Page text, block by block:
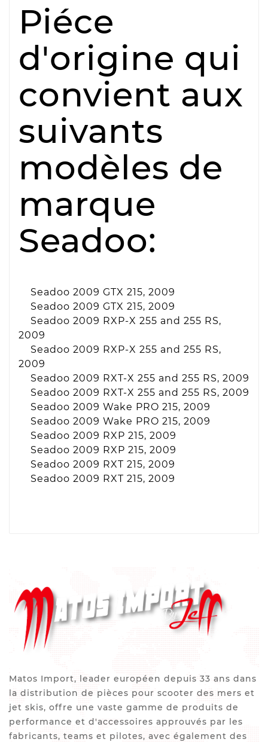
Piéce
d'origine qui
convient aux
suivants
modèles de
marque
Seadoo:
Seadoo 2009 GTX 215, 2009
Seadoo 2009 GTX 215, 2009
Seadoo 2009 RXP-X 255 and 255 RS,
2009
Seadoo 2009 RXP-X 255 and 255 RS,
2009
Seadoo 2009 RXT-X 255 and 255 RS, 2009
Seadoo 2009 RXT-X 255 and 255 RS, 2009
Seadoo 2009 Wake PRO 215, 2009
Seadoo 2009 Wake PRO 215, 2009
Seadoo 2009 RXP 215, 2009
Seadoo 2009 RXP 215, 2009
Seadoo 2009 RXT 215, 2009
Seadoo 2009 RXT 215, 2009
Matos Import, leader européen depuis 33 ans dans
la distribution de pièces pour scooter des mers et
jet skis, offre une vaste gamme de produits de
performance et d'accessoires approuvés par les
fabricants, teams et pilotes, avec également des